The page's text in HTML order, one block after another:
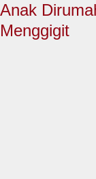
Anak
Menggigit